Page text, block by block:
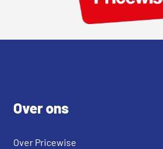
Over ons
Over Pricewise